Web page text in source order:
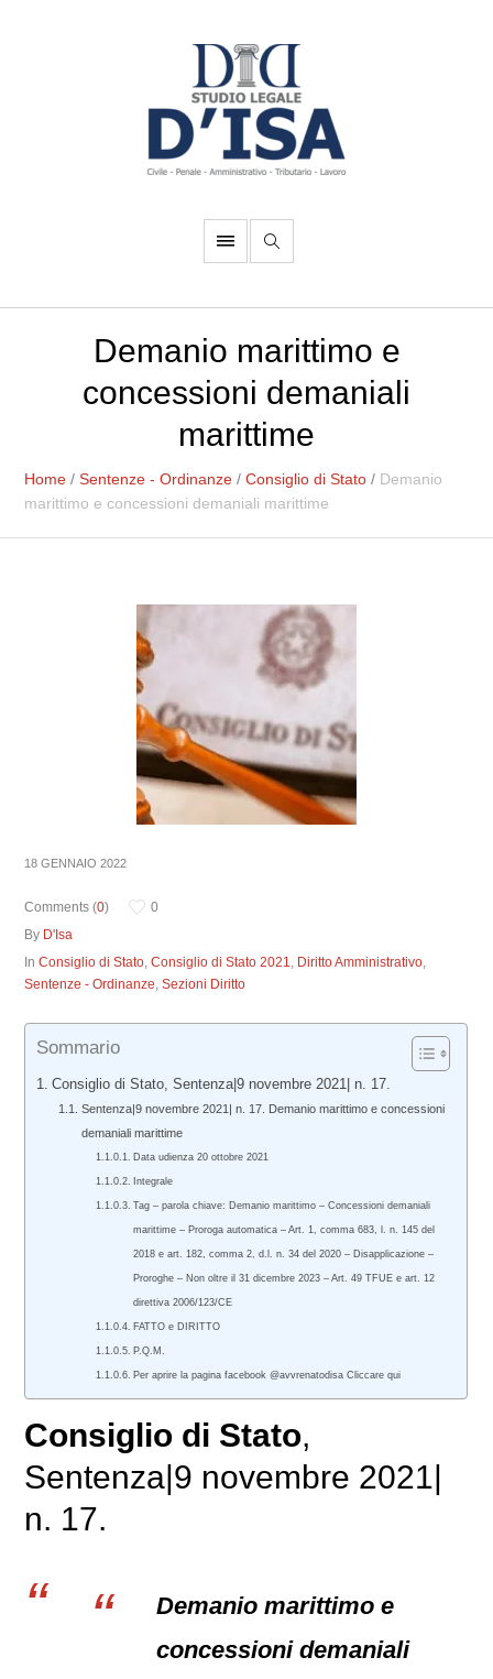
Demanio marittimo e
concessioni demaniali
marittime
Home /Sentenze - Ordinanze /Consiglio di Stato / Demanio
marittimo e concessioni demaniali marittime
18 GENNAIO 2022
Comments (0)
0
By D'Isa
InConsiglio di Stato,Consiglio di Stato 2021, Diritto Amministrativo,
Sentenze - Ordinanze,Sezioni Diritto
Sommario
Consiglio di Stato, Sentenza|9 novembre 2021| n. 17.
Sentenza|9 novembre 2021| n. 17. Demanio marittimo e concessioni
demaniali marittime
Data udienza 20 ottobre 2021
Integrale
Tag – parola chiave: Demanio marittimo – Concessioni demaniali
marittime – Proroga automatica – Art. 1, comma 683, l. n. 145 del
2018 e art. 182, comma 2, d.l. n. 34 del 2020 – Disapplicazione –
Proroghe – Non oltre il 31 dicembre 2023 – Art. 49 TFUE e art. 12
direttiva 2006/123/CE
FATTO e DIRITTO
P.Q.M.
Per aprire la pagina facebook @avvrenatodisa Cliccare qui
Consiglio di Stato,
Sentenza|9 novembre 2021|
n. 17.
Demanio marittimo e
concessioni demaniali